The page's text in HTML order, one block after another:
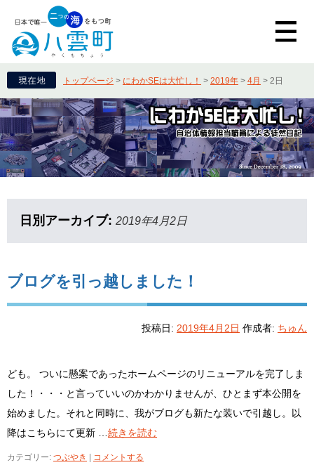
トップページ > にわかSEは大忙し！ > 2019年 > 4月 > 2日
日別アーカイブ: 2019年4月2日
ブログを引っ越しました！
投稿日: 2019年4月2日 作成者: ちゅん
ども。 ついに懸案であったホームページのリニューアルを完了しま
した！・・・と言っていいのかわかりませんが、ひとまず本公開を
始めました。それと同時に、我がブログも新たな装いで引越し。以
降はこちらにて更新 … 続きを読む
カテゴリー: つぶやき コメントする